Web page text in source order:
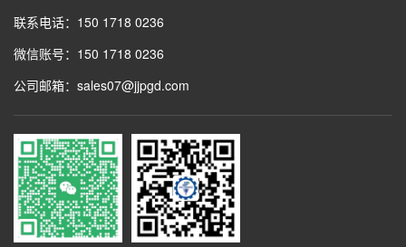
联系电话：150 1718 0236
微信账号：150 1718 0236
公司邮箱：sales07@jjpgd.com